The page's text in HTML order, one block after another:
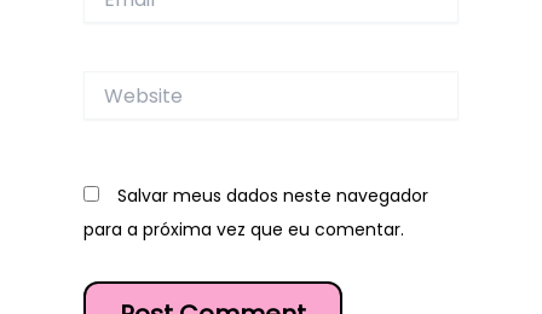
Website
Salvar meus dados neste navegador
para a próxima vez que eu comentar.